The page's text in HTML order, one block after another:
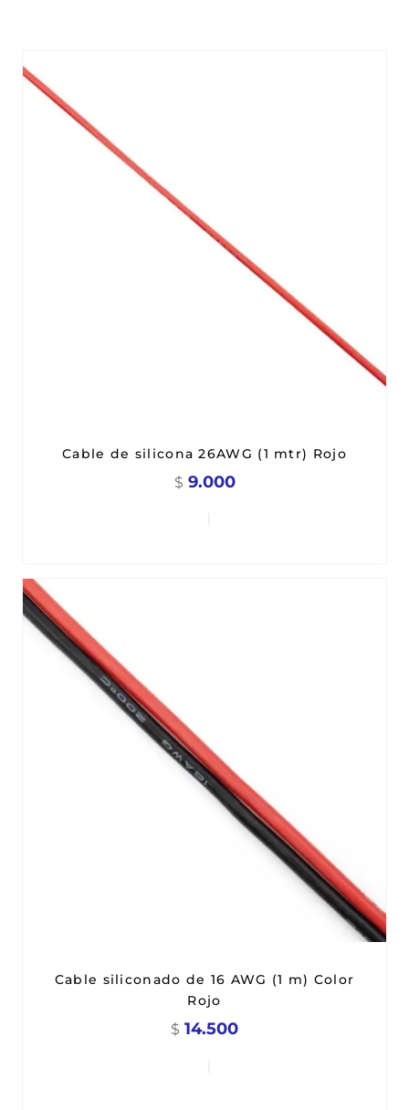
Cable de silicona 26AWG (1 mtr) Rojo
$ 9.000
Cable siliconado de 16 AWG (1 m) Color
Rojo
$ 14.500